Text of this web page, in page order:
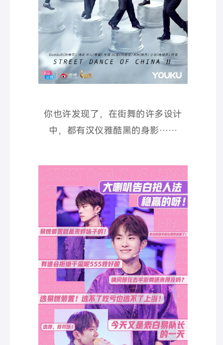
你也许发现了，在街舞的许多设计
中，都有汉仪雅酷黑的身影……